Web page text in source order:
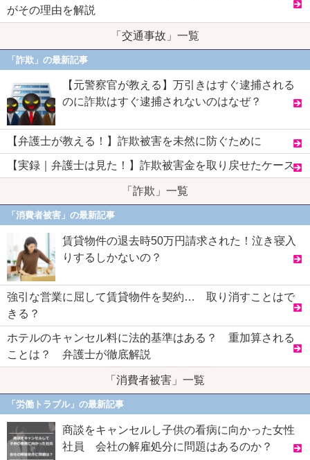
がその理由を解説
「交通事故」一覧
「詐欺」の最新記事
【元警察官が教える】万引きはすぐ逮捕される
のに詐欺はすぐ逮捕されないのはなぜ？
【弁護士が教える！】詐欺被害を未然に防ぐために
【実録｜弁護士は見た！】詐欺被害金を取り戻せたケース
「詐欺」一覧
「消費者被害」の最新記事
賃貸物件の退去時50万円請求された！泣き寝入
りするしかないの？
強引な営業に屈して賃貸物件を契約… 取り消すことはで
きる？
ホテルのキャンセル料に法的基準はある？ 重加算される
ことは？ 弁護士が徹底解説
「消費者被害」一覧
「労働トラブル」の最新記事
商談をキャンセルし子供の看病に向かった女性
社員 会社の解雇処分に問題はあるのか？